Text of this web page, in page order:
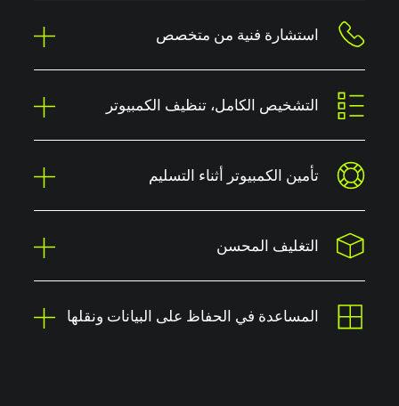
استشارة فنية من متخصص
التشخيص الكامل، تنظيف الكمبيوتر
تأمين الكمبيوتر أثناء التسليم
التغليف المحسن
المساعدة في الحفاظ على البيانات ونقلها